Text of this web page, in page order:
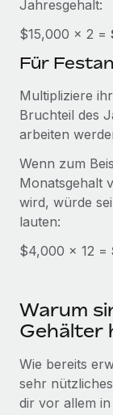
Mobilität und
Mühelose
Benefits
Mühelose
BLOG
Gusto und
Plus
Auch im neuen
aller Größen
Mehr
Wie
mit
Mehr
Jahresgehalt:
$15,000 × 2 =
Für
Multipliziere
Bruchteil des
arbeiten
Wenn zum
Monatsgehalt
wird, würde
lauten:
$4,000 × 12 =
Warum
Gehälter
Wie bereits
sehr
dir vor allem